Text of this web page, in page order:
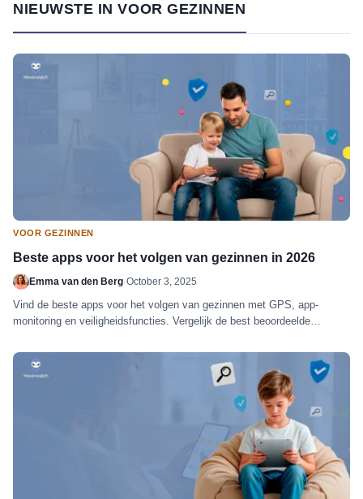
NIEUWSTE IN VOOR GEZINNEN
VOOR GEZINNEN
Beste apps voor het volgen van gezinnen in 2026
Emma van den Berg·October 3, 2025
Vind de beste apps voor het volgen van gezinnen met GPS, app-
monitoring en veiligheidsfuncties. Vergelijk de best beoordeelde